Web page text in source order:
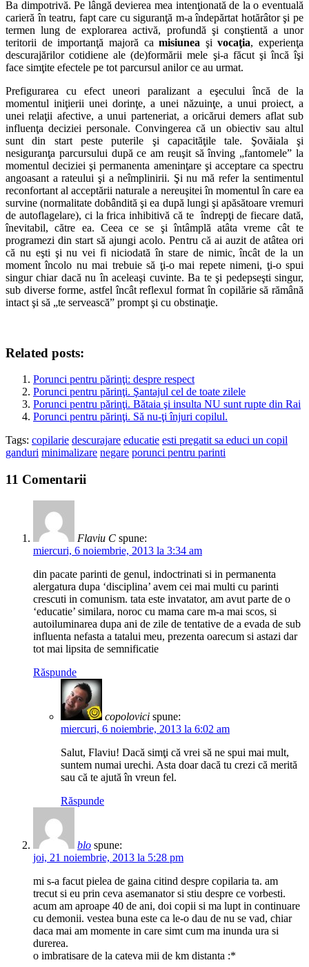
Ba dimpotrivă. Pe lângă devierea mea intenţionată de la o eventuală
carieră în teatru, fapt care cu siguranţă m-a îndepărtat hotărâtor şi pe
termen lung de explorarea activă, profundă şi conştientă a unor
teritorii de importanţă majoră camisiunea şivocaţia, experienţa
descurajărilor cotidiene ale (de)formării mele şi-a făcut şi încă îşi
face simţite efectele pe tot parcursul anilor ce au urmat.
Prefigurarea cu efect uneori paralizant a eşecului încă de la
momentul iniţierii unei dorinţe, a unei năzuinţe, a unui proiect, a
unei relaţii afective, a unui parteneriat, a oricărui demers aflat sub
influenţa deciziei personale. Convingerea că un obiectiv sau altul
sunt din start peste puterile şi capacităţile tale. Şovăiala şi
nesiguranţa parcursului după ce am reuşit să înving „fantomele” la
momentul deciziei şi permanenta ameninţare şi acceptare ca spectru
angoasant a rateului şi a neîmplinirii. Şi nu mă refer la sentimentul
reconfortant al acceptării naturale a nereuşitei în momentul în care ea
survine (normalitate dobândită şi ea după lungi şi apăsătoare vremuri
de autoflagelare), ci la frica inhibitivă că te îndrepţi de fiecare dată,
înevitabil, către ea. Ceea ce se şi întâmplă atâta vreme cât te
programezi din start să ajungi acolo. Pentru că ai auzit de atâtea ori
că nu eşti şi nu vei fi niciodată în stare de nimic, încât de la un
moment încolo nu mai trebuie să ţi-o mai repete nimeni, ţi-o spui
singur chiar dacă nu în aceleaşi cuvinte. Ba te şi pedepseşti singur,
sub diverse forme, astfel încât reflexul format în copilărie să rămână
intact şi să „te servească” prompt şi cu obstinaţie.
Related posts:
Porunci pentru părinţi: despre respect
Porunci pentru părinţi. Şantajul cel de toate zilele
Porunci pentru părinţi. Bătaia şi insulta NU sunt rupte din Rai
Porunci pentru părinţi. Să nu-ţi înjuri copilul.
Tags: copilarie descurajare educatie esti pregatit sa educi un copil
ganduri minimalizare negare porunci pentru parinti
11 Comentarii
Flaviu C spune:
miercuri, 6 noiembrie, 2013 la 3:34 am
din pacate parinti de genul, indoctrinati si in permanenta
alergatura dupa ‘disciplina’ avem cei mai multi cu parinti
crescuti in comunism. tata este invatator, am avut parte de o
‘educatie’ similara, noroc cu mama care m-a mai scos, si
autoiluminarea dupa ani de zile de tentative de a evada de sub
influenta nefasta a tatalui meu, prezenta oarecum si astazi dar
tot mai lipsita de semnificatie
Răspunde
copolovici spune:
miercuri, 6 noiembrie, 2013 la 6:02 am
Salut, Flaviu! Dacă simţi că vrei să ne spui mai mult,
suntem numai urechi. Asta doar dacă tu crezi că merită
sau că te ajută în vreun fel.
Răspunde
blo spune:
joi, 21 noiembrie, 2013 la 5:28 pm
mi s-a facut pielea de gaina citind despre copilaria ta. am
trecut si eu prin ceva asemanator si stiu despre ce vorbesti.
acum am aproape 40 de ani, doi copii si ma lupt in continuare
cu demonii. vestea buna este ca le-o dau de nu se vad, chiar
daca mai am momente in care simt cum ma inunda ura si
durerea.
o imbratisare de la cateva mii de km distanta :*